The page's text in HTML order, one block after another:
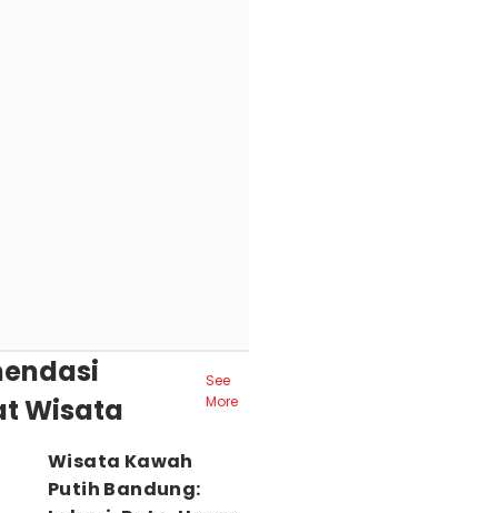
Wisata
See
More
Wisata Kawah
Putih Bandung: